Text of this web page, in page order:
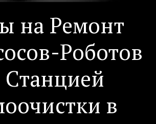
на Ремонт
Роботов
Станцией
в